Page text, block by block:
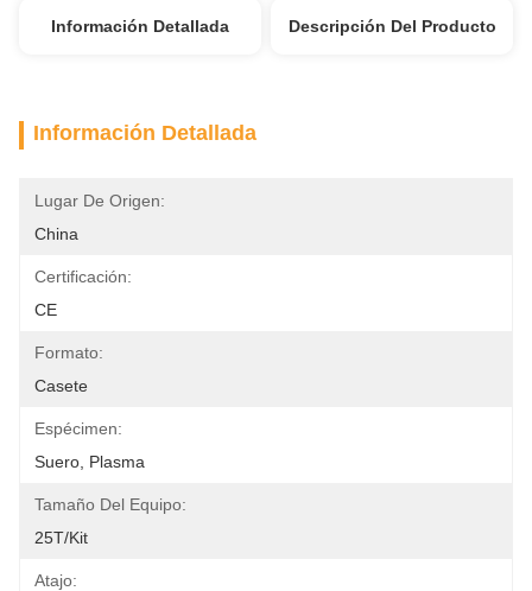
Información Detallada Descripción Del Producto
Información Detallada
Lugar De Origen:
China
Certificación:
CE
Formato:
Casete
Espécimen:
Suero, Plasma
Tamaño Del Equipo:
25T/Kit
Atajo: